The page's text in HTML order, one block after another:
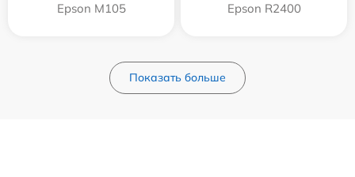
Epson M105 Epson R2400
Показать больше